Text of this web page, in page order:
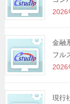
ン
2026
金融
フル
2026
現行